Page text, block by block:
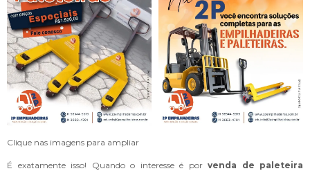
Clique nas imagens para ampliar
É exatamente isso! Quando o interesse é por venda de paleteira